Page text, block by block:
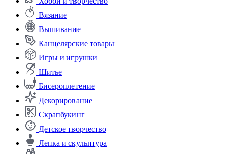
Вязание
Вышивание
Канцелярские товары
Игры и игрушки
Шитье
Бисероплетение
Декорирование
Скрапбукинг
Детское творчество
Лепка и скульптура